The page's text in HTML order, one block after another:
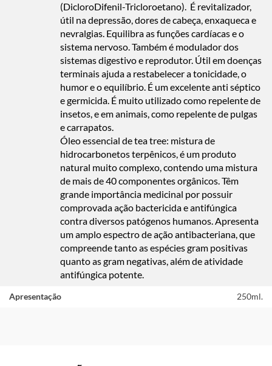
(DicloroDifenil-Tricloroetano). É revitalizador,
útil na depressão, dores de cabeça, enxaqueca e
nevralgias. Equilibra as funções cardíacas e o
sistema nervoso. Também é modulador dos
sistemas digestivo e reprodutor. Útil em doenças
terminais ajuda a restabelecer a tonicidade, o
humor e o equilíbrio. É um excelente anti séptico
e germicida. É muito utilizado como repelente de
insetos, e em animais, como repelente de pulgas
e carrapatos.
Óleo essencial de tea tree: mistura de
hidrocarbonetos terpênicos, é um produto
natural muito complexo, contendo uma mistura
de mais de 40 componentes orgânicos. Têm
grande importância medicinal por possuir
comprovada ação bactericida e antifúngica
contra diversos patógenos humanos. Apresenta
um amplo espectro de ação antibacteriana, que
compreende tanto as espécies gram positivas
quanto as gram negativas, além de atividade
antifúngica potente.
Apresentação 250ml.